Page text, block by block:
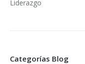
Liderazgo
Categorías Blog